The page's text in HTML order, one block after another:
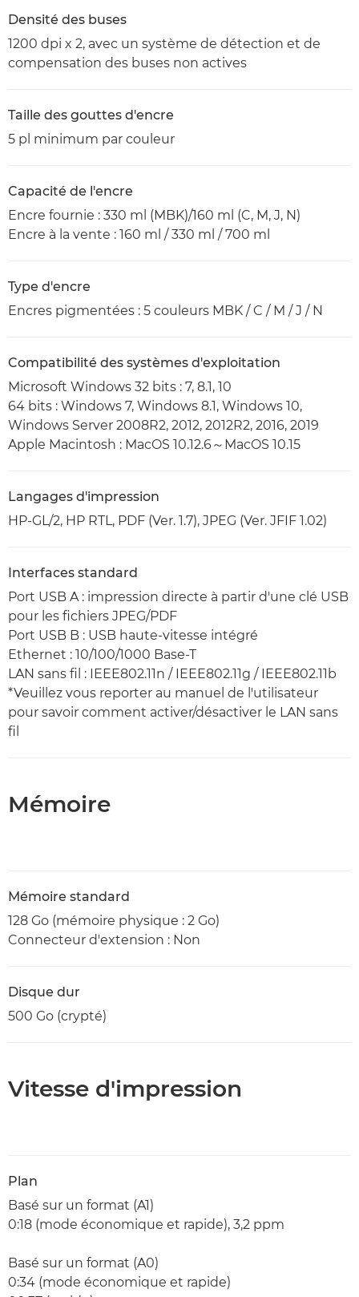
Densité des buses
1200 dpi x 2, avec un système de détection et de
compensation des buses non actives
Taille des gouttes d'encre
5 pl minimum par couleur
Capacité de l'encre
Encre fournie : 330 ml (MBK)/160 ml (C, M, J, N)
Encre à la vente : 160 ml / 330 ml / 700 ml
Type d'encre
Encres pigmentées : 5 couleurs MBK / C / M / J / N
Compatibilité des systèmes d'exploitation
Microsoft Windows 32 bits : 7, 8.1, 10
64 bits : Windows 7, Windows 8.1, Windows 10,
Windows Server 2008R2, 2012, 2012R2, 2016, 2019
Apple Macintosh : MacOS 10.12.6～MacOS 10.15
Langages d'impression
HP-GL/2, HP RTL, PDF (Ver. 1.7), JPEG (Ver. JFIF 1.02)
Interfaces standard
Port USB A : impression directe à partir d'une clé USB
pour les fichiers JPEG/PDF
Port USB B : USB haute-vitesse intégré
Ethernet : 10/100/1000 Base-T
LAN sans fil : IEEE802.11n / IEEE802.11g / IEEE802.11b
*Veuillez vous reporter au manuel de l'utilisateur
pour savoir comment activer/désactiver le LAN sans
fil
Mémoire
Mémoire standard
128 Go (mémoire physique : 2 Go)
Connecteur d'extension : Non
Disque dur
500 Go (crypté)
Vitesse d'impression
Plan
Basé sur un format (A1)
0:18 (mode économique et rapide), 3,2 ppm
Basé sur un format (A0)
0:34 (mode économique et rapide)